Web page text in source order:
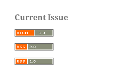
Current Issue